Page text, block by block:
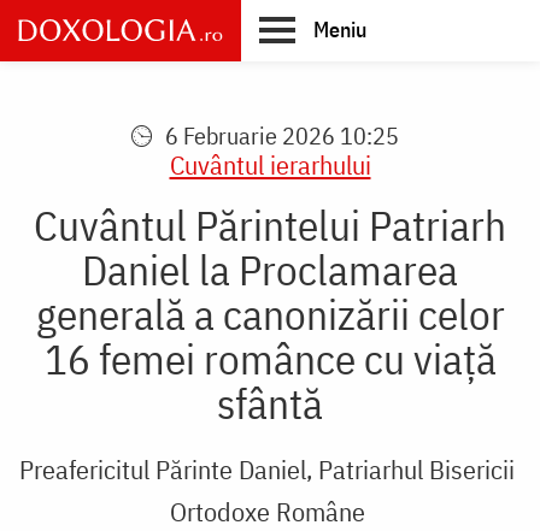
Skip
to
main
Meniu
6 Februarie 2026 10:25
Cuvântul ierarhului
Cuvântul Părintelui Patriarh
Daniel la Proclamarea
generală a canonizării celor
16 femei românce cu viață
sfântă
Preafericitul Părinte Daniel, Patriarhul Bisericii
Ortodoxe Române